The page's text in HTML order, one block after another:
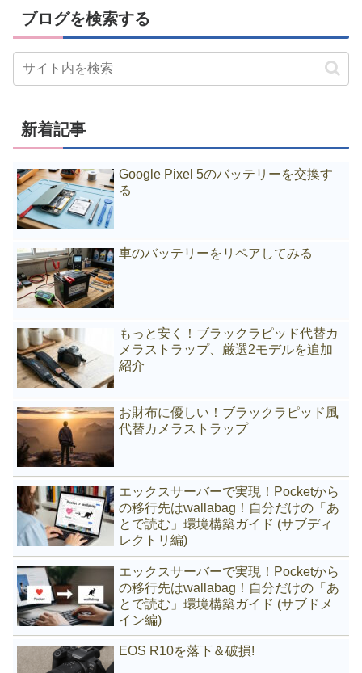
ブログを検索する
新着記事
Google Pixel 5のバッテリーを交換す
る
車のバッテリーをリペアしてみる
もっと安く！ブラックラピッド代替カ
メラストラップ、厳選2モデルを追加
紹介
お財布に優しい！ブラックラピッド風
代替カメラストラップ
エックスサーバーで実現！Pocketから
の移行先はwallabag！自分だけの「あ
とで読む」環境構築ガイド (サブディ
レクトリ編)
エックスサーバーで実現！Pocketから
の移行先はwallabag！自分だけの「あ
とで読む」環境構築ガイド (サブドメ
イン編)
EOS R10を落下＆破損!